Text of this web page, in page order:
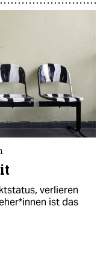
verlieren
ist das